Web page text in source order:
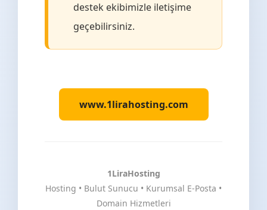
destek ekibimizle iletişime
geçebilirsiniz.
www.1lirahosting.com
1LiraHosting
Hosting • Bulut Sunucu • Kurumsal E-Posta •
Domain Hizmetleri